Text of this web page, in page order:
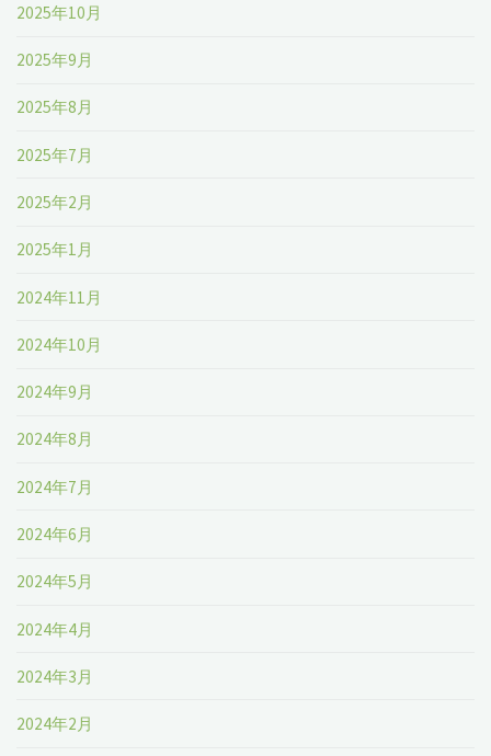
2025年10月
2025年9月
2025年8月
2025年7月
2025年2月
2025年1月
2024年11月
2024年10月
2024年9月
2024年8月
2024年7月
2024年6月
2024年5月
2024年4月
2024年3月
2024年2月